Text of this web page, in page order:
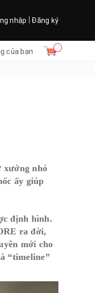
nhập Đăng ký
của bạn
xưởng nhỏ
ấy giúp
định hình.
ra đời,
mới cho
“timeline”